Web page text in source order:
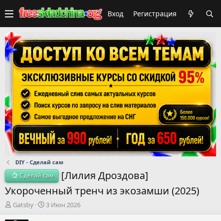
Вход Регистрация
DIY - Сделай сам
Сделай сам
[Лилия Дроздова]
Укороченный тренч из экозамши (2025)
А
Gatsby
Д
3 Июн 2026